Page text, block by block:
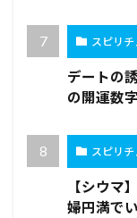
スピリ
デートの
の開運数
スピリ
【シウマ
婦円満で